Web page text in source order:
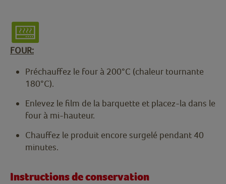
FOUR:
Préchauffez le four à 200°C (chaleur tournante
180°C).
Enlevez le film de la barquette et placez-la dans le
four à mi-hauteur.
Chauffez le produit encore surgelé pendant 40
minutes.
Instructions de conservation